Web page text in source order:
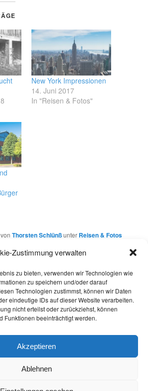
Zustimmung verwalten
zu bieten, verwenden wir Technologien wie
zu speichern und/oder darauf
Technologien zustimmst, können wir Daten
eindeutige IDs auf dieser Website verarbeiten.
nicht erteilst oder zurückziehst, können
Funktionen beeinträchtigt werden.
Akzeptieren
Ablehnen
New York Impressionen
14. Juni 2017
In "Reisen & Fotos"
vonThorsten Schlünßunter Reisen & Fotos
Thorsten Schlünß
Leben im Allgemeinen und die kleinen und
Glücksmomente darin, Reisen, Fotografie,
Gesellschaft, Netzthemen, Social Media und
für mich neu gefundene Traumstadt
Alle Beiträge von Thorsten Schlünß anzeigen